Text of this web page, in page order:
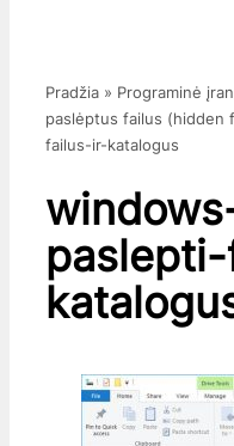
Pradžia » Programinė
paslėptus failus (hidden
failus-ir-katalogus